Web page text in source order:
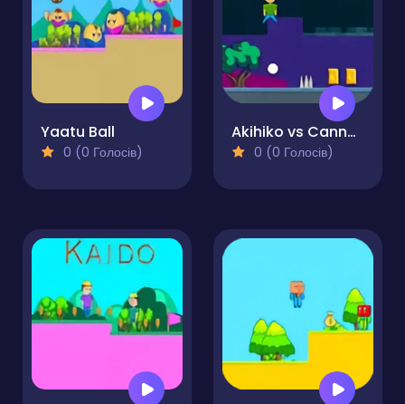
Yaatu Ball
0 (0 Голосів)
Akihiko vs Cannons 2
0 (0 Голосів)